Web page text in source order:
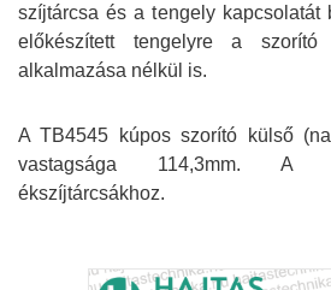
szíjtárcsa és a tengely kapcsolatát
előkészített tengelyre a szorító
alkalmazása nélkül is.
A TB4545 kúpos szorító külső
vastagsága 114,3mm. A
ékszíjtárcsákhoz.